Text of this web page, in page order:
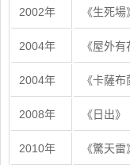
2002年 《生死
2004年 《屋外有
2004年 《卡薩布
2008年 《日出》
2010年 《驚天